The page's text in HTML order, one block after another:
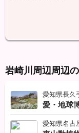
岩崎川周辺周辺
愛知県長久
愛・地球
愛知県名古